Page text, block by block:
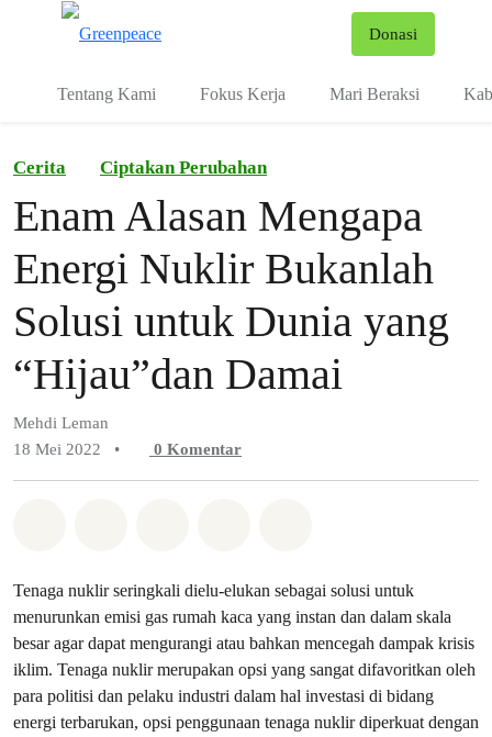
Donasi
Tentang Kami Fokus Kerja Mari Beraksi
Cerita Ciptakan Perubahan
Enam Alasan Mengapa
Energi Nuklir Bukanlah
Solusi untuk Dunia yang
“Hijau”dan Damai
Mehdi Leman
18 Mei 2022
• 0 Komentar
Tenaga nuklir seringkali dielu-elukan sebagai solusi untuk
menurunkan emisi gas rumah kaca yang instan dan dalam skala
besar agar dapat mengurangi atau bahkan mencegah dampak krisis
iklim. Tenaga nuklir merupakan opsi yang sangat difavoritkan oleh
para politisi dan pelaku industri dalam hal investasi di bidang
energi terbarukan, opsi penggunaan tenaga nuklir diperkuat dengan